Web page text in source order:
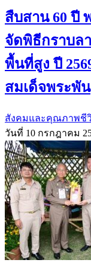
สืบสาน 60 ปี
จัดพิธีกราบล
พื้นที่สูง ปี
สมเด็จพระพัน
สังคมและคุณภาพชี
วันที่ 10 กรกฎาคม